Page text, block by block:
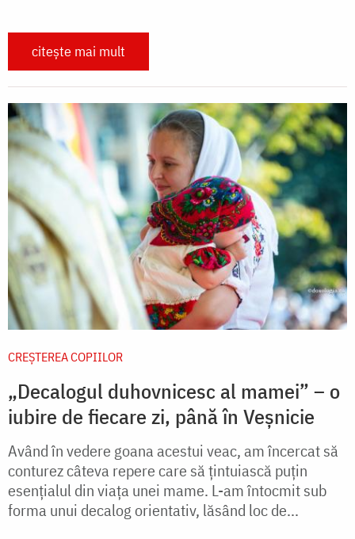
citește mai mult
CREŞTEREA COPIILOR
„Decalogul duhovnicesc al mamei” – o
iubire de fiecare zi, până în Veșnicie
Având în vedere goana acestui veac, am încercat să
conturez câteva repere care să țintuiască puțin
esențialul din viața unei mame. L-am întocmit sub
forma unui decalog orientativ, lăsând loc de...